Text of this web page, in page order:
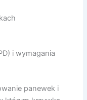
i wymagania
panewek i